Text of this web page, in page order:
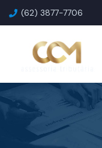
(62) 3877-7706